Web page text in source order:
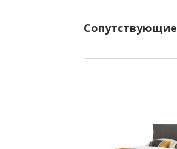
Cопутствующие